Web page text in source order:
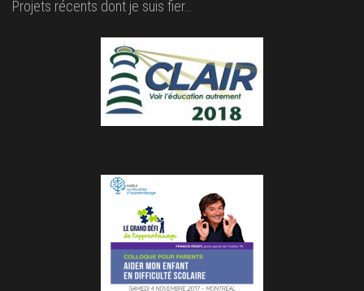
Projets récents dont je suis fier…